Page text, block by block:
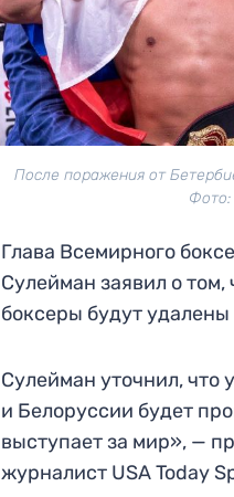
После поражения от
Фото:
Глава Всемирного
Сулейман заявил о том,
боксеры будут
Сулейман уточнил, что
и Белоруссии будет
выступает за мир», —
журналист USA Today